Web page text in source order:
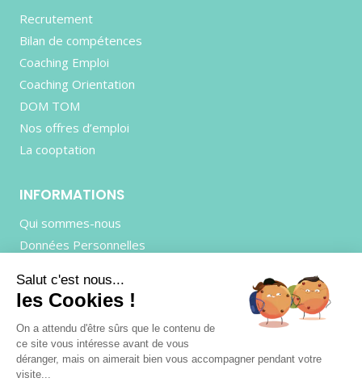
Recrutement
Bilan de compétences
Coaching Emploi
Coaching Orientation
DOM TOM
Nos offres d’emploi
La cooptation
INFORMATIONS
Qui sommes-nous
Données Personnelles
CGU
Contactez-nous
Salut c'est nous...
les Cookies !
On a attendu d'être sûrs que le contenu de
ce site vous intéresse avant de vous
déranger, mais on aimerait bien vous accompagner pendant votre
visite...